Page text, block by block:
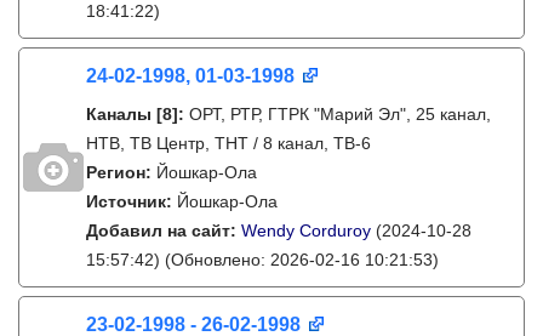
18:41:22)
24-02-1998, 01-03-1998
Каналы [8]: ОРТ, РТР, ГТРК "Марий Эл", 25 канал,
НТВ, ТВ Центр, ТНТ / 8 канал, ТВ-6
Регион: Йошкар-Ола
Источник: Йошкар-Ола
Добавил на сайт: Wendy Corduroy (2024-10-28
15:57:42) (Обновлено: 2026-02-16 10:21:53)
23-02-1998 - 26-02-1998